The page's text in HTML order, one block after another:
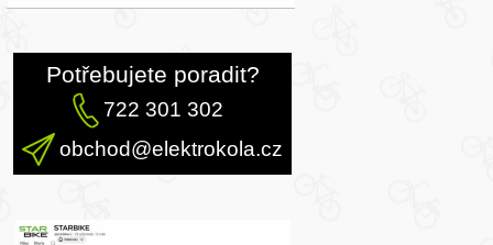
Potřebujete poradit?
722 301 302
obchod@elektrokola.cz